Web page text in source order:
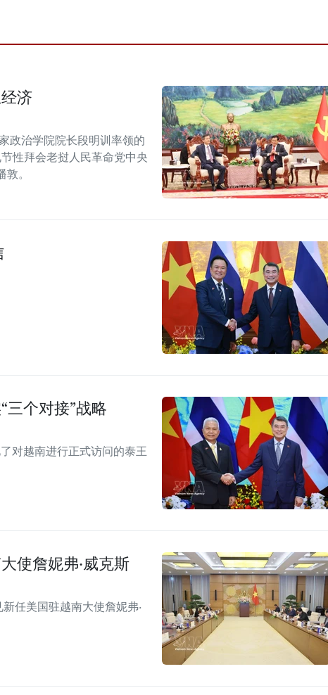
济
政治学院院长段明训率领的
性拜会老挝人民革命党中央
。
三个对接”战略
对越南进行正式访问的泰王
使詹妮弗·威克斯
任美国驻越南大使詹妮弗·